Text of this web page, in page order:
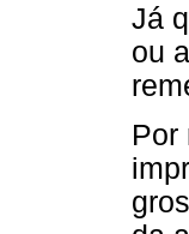
Já
ou
Por